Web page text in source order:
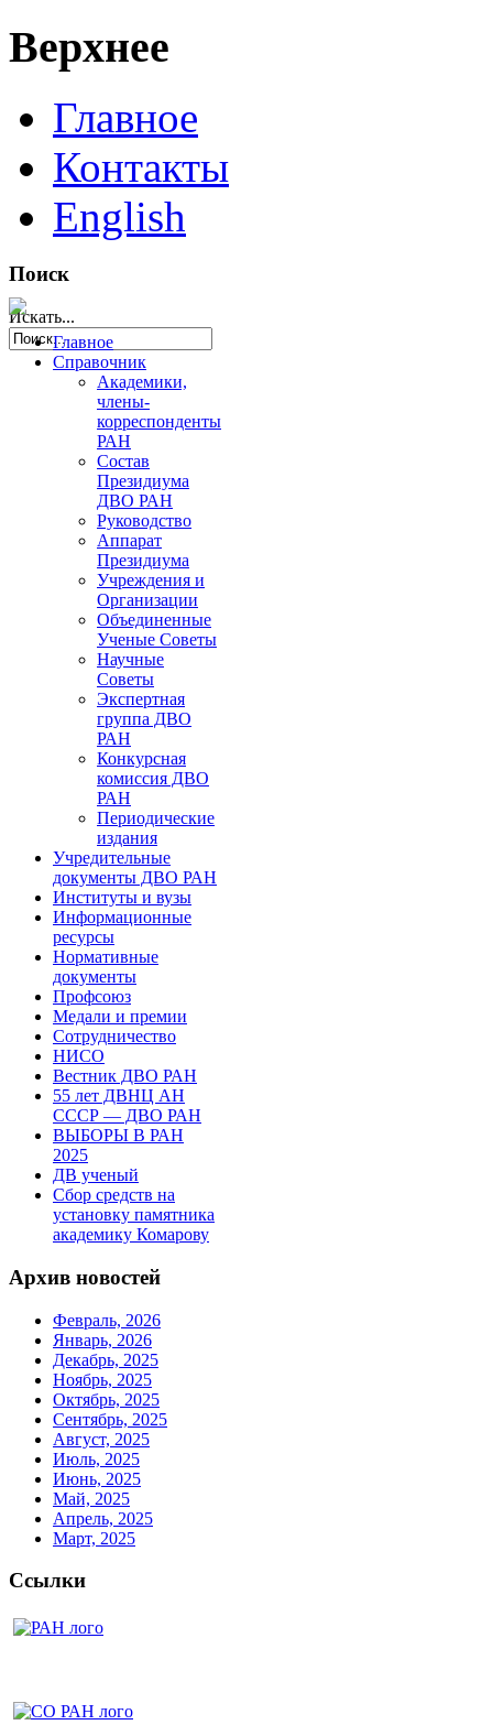
Верхнее
Главное
Контакты
English
Поиск
Искать...
Главное
Справочник
Академики,
члены-
корреспонденты
РАН
Состав
Президиума
ДВО РАН
Руководство
Аппарат
Президиума
Учреждения и
Организации
Объединенные
Ученые Советы
Научные
Советы
Экспертная
группа ДВО
РАН
Конкурсная
комиссия ДВО
РАН
Периодические
издания
Учредительные
документы ДВО РАН
Институты и вузы
Информационные
ресурсы
Нормативные
документы
Профсоюз
Медали и премии
Сотрудничество
НИСО
Вестник ДВО РАН
55 лет ДВНЦ АН
СССР — ДВО РАН
ВЫБОРЫ В РАН
2025
ДВ ученый
Сбор средств на
установку памятника
академику Комарову
Архив новостей
Февраль, 2026
Январь, 2026
Декабрь, 2025
Ноябрь, 2025
Октябрь, 2025
Сентябрь, 2025
Август, 2025
Июль, 2025
Июнь, 2025
Май, 2025
Апрель, 2025
Март, 2025
Ссылки